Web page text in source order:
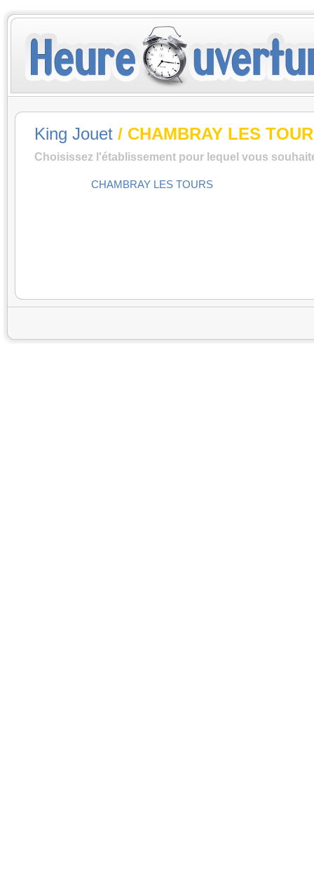
King Jouet / CHAMBRAY LES
Choisissez l'établissement pour lequel vous
CHAMBRAY LES TOURS